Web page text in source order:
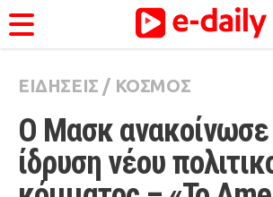
ΚΑΤΗΓΟΡΊΕΣ
Ειδήσεις
Θέματα
ΕΙΔΗΣΕΙΣ / ΚΟΣΜΟΣ
Ο Μασκ ανακοίνωσε
ίδρυση νέου